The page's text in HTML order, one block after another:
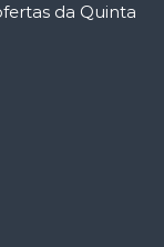
da Quinta